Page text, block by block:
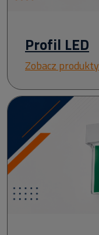
Profil LED
Zobacz produkty